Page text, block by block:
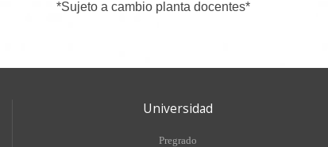
*Sujeto a cambio planta docentes*
Universidad
Pregrado